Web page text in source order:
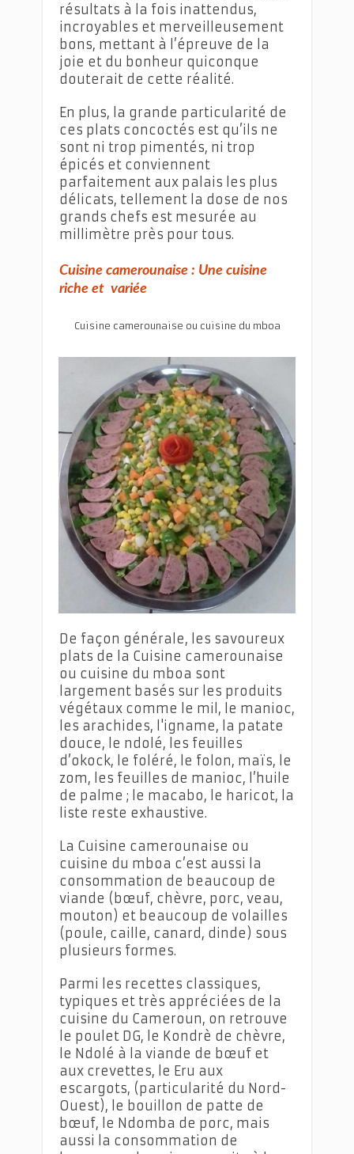
résultats à la fois inattendus,
incroyables et merveilleusement
bons, mettant à l’épreuve de la
joie et du bonheur quiconque
douterait de cette réalité.
En plus, la grande particularité de
ces plats concoctés est qu’ils ne
sont ni trop pimentés, ni trop
épicés et conviennent
parfaitement aux palais les plus
délicats, tellement la dose de nos
grands chefs est mesurée au
millimètre près pour tous.
Cuisine camerounaise : Une cuisine
riche et variée
Cuisine camerounaise ou cuisine du mboa
De façon générale, les savoureux
plats de la Cuisine camerounaise
ou cuisine du mboa sont
largement basés sur les produits
végétaux comme le mil, le manioc,
les arachides, l'igname, la patate
douce, le ndolé, les feuilles
d’okock, le foléré, le folon, maïs, le
zom, les feuilles de manioc, l’huile
de palme ; le macabo, le haricot, la
liste reste exhaustive.
La Cuisine camerounaise ou
cuisine du mboa c’est aussi la
consommation de beaucoup de
viande (bœuf, chèvre, porc, veau,
mouton) et beaucoup de volailles
(poule, caille, canard, dinde) sous
plusieurs formes.
Parmi les recettes classiques,
typiques et très appréciées de la
cuisine du Cameroun, on retrouve
le poulet DG, le Kondrè de chèvre,
le Ndolé à la viande de bœuf et
aux crevettes, le Eru aux
escargots, (particularité du Nord-
Ouest), le bouillon de patte de
bœuf, le Ndomba de porc, mais
aussi la consommation de